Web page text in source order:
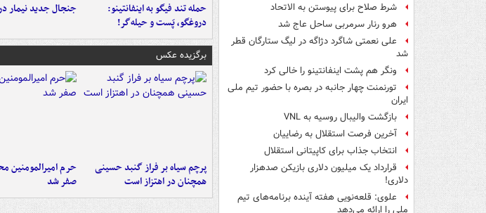
شرط صلاح برای پیوستن به الاتحاد
هرو رنار سرمربی ساحل عاج شد
علی نعمتی شاگرد دژاگه در لیگ ستارگان قطر
شد
ونگر هم پشت اینفانتینو را خالی کرد
تورنمنت چهار جانبه در بصره با حضور تیم ملی
ایران
بازگشت والیبال روسیه به VNL
آخرین فرصت استقلال به رضاییان
انتخاب جذاب برای کاپیتانی استقلال
قرارداد یک میلیون دلاری بازیکن صدهزار
دلاری!
علوی: قلعه‌نویی هفته آینده برنامه‌های تیم
ملی را ارائه می‌دهد
حمله تند فیگو به اینفانتینو:
دروغگو، پَست‌ و حیله‌گر!
جنجال جدید نیمار
برگزیده عکس
پرچم سیاه بر فراز گنبد حسینی
همچنان در اهتزاز است
حرم امیرالمومنین
صفر شد